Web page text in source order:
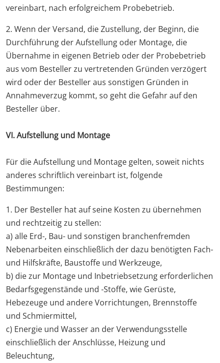
vereinbart, nach erfolgreichem Probebetrieb.
2. Wenn der Versand, die Zustellung, der Beginn, die
Durchführung der Aufstellung oder Montage, die
Übernahme in eigenen Betrieb oder der Probebetrieb
aus vom Besteller zu vertretenden Gründen verzögert
wird oder der Besteller aus sonstigen Gründen in
Annahmeverzug kommt, so geht die Gefahr auf den
Besteller über.
VI. Aufstellung und Montage
Für die Aufstellung und Montage gelten, soweit nichts
anderes schriftlich vereinbart ist, folgende
Bestimmungen:
1. Der Besteller hat auf seine Kosten zu übernehmen
und rechtzeitig zu stellen:
a) alle Erd-, Bau- und sonstigen branchenfremden
Nebenarbeiten einschließlich der dazu benötigten Fach-
und Hilfskräfte, Baustoffe und Werkzeuge,
b) die zur Montage und Inbetriebsetzung erforderlichen
Bedarfsgegenstände und -Stoffe, wie Gerüste,
Hebezeuge und andere Vorrichtungen, Brennstoffe
und Schmiermittel,
c) Energie und Wasser an der Verwendungsstelle
einschließlich der Anschlüsse, Heizung und
Beleuchtung,